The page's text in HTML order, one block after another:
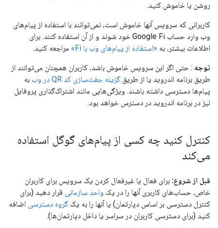
روشن یا خاموش کنید.
کاربرانی که سرویس آنها خاموش است، نمی‌توانند با استفاده از پیام‌های
وب وارد حساب Google Fi خود شوند و از آن استفاده کنند. برای
اطلاعات بیشتر، به «استفاده از پیام‌های وب با Fi» مراجعه کنید.
توجه : حتی اگر این سرویس خاموش باشد، کاربران همچنان می‌توانند از
طریق برنامه اندروید یا از طریق گزینه جفت‌سازی کد QR در وب
به
پیام‌ها دسترسی داشته باشند. ویژگی‌هایی مانند اشتراک‌گذاری پروفایل
نیز در برنامه اندروید در دسترس خواهد بود.
کنترل کنید چه کسی از پیام‌های گوگل استفاده
می‌کند
قبل از شروع: برای فعال یا غیرفعال کردن یک سرویس برای کاربران
خاص، حساب‌های کاربری آنها را در یک واحد سازمانی قرار دهید (برای
کنترل دسترسی بر اساس دپارتمان) یا آنها را به یک گروه دسترسی اضافه
کنید (برای دسترسی کاربران در سراسر یا داخل دپارتمان‌ها).